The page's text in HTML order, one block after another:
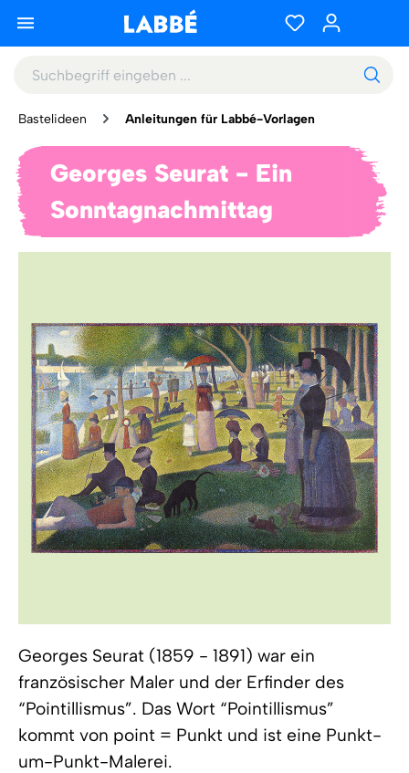
Bastelideen Anleitungen für Labbé-Vorlagen
Georges Seurat - Ein
Sonntagnachmittag
Georges Seurat (1859 - 1891) war ein
französischer Maler und der Erfinder des
“Pointillismus”. Das Wort “Pointillismus”
kommt von point = Punkt und ist eine Punkt-
um-Punkt-Malerei.